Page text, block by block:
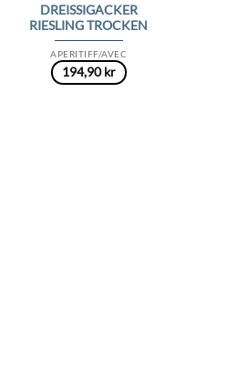
APERITIFF/AVEC
DREISSIGACKER
RIESLING TROCKEN
194,90kr